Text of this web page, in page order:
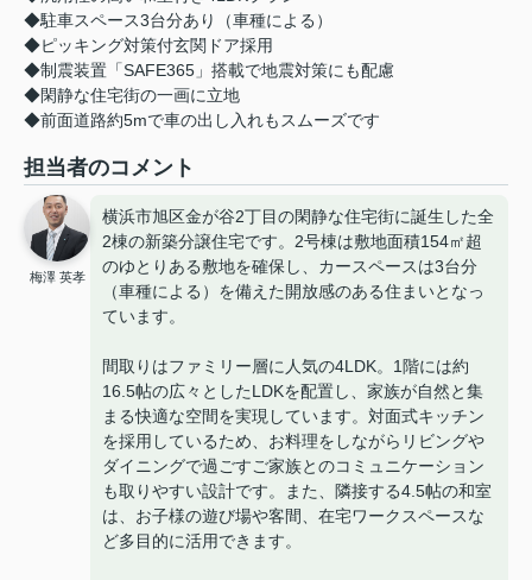
◆駐車スペース3台分あり（車種による）
◆ピッキング対策付玄関ドア採用
◆制震装置「SAFE365」搭載で地震対策にも配慮
◆閑静な住宅街の一画に立地
◆前面道路約5mで車の出し入れもスムーズです
担当者のコメント
梅澤 英孝
横浜市旭区金が谷2丁目の閑静な住宅街に誕生した全
2棟の新築分譲住宅です。2号棟は敷地面積154㎡超
のゆとりある敷地を確保し、カースペースは3台分
（車種による）を備えた開放感のある住まいとなっ
ています。
間取りはファミリー層に人気の4LDK。1階には約
16.5帖の広々としたLDKを配置し、家族が自然と集
まる快適な空間を実現しています。対面式キッチン
を採用しているため、お料理をしながらリビングや
ダイニングで過ごすご家族とのコミュニケーション
も取りやすい設計です。また、隣接する4.5帖の和室
は、お子様の遊び場や客間、在宅ワークスペースな
ど多目的に活用できます。